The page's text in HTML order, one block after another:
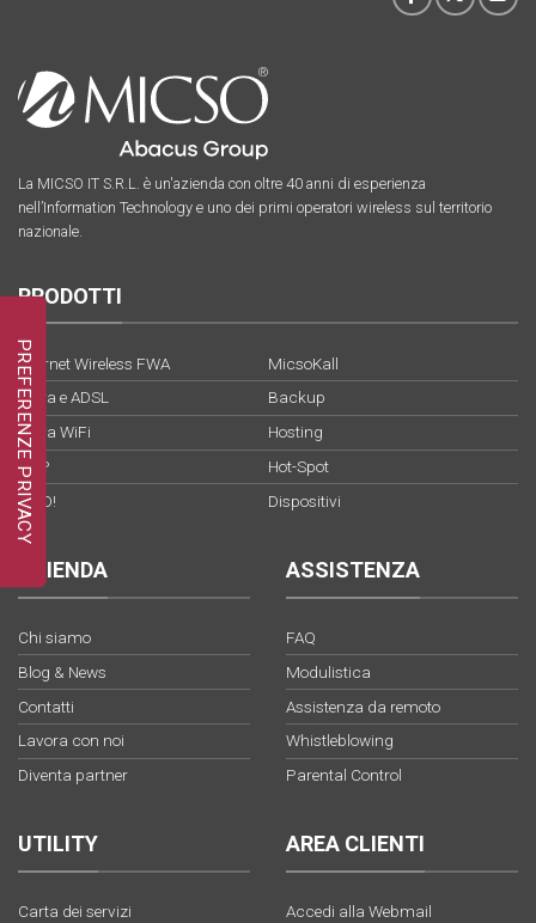
La MICSO IT S.R.L. è un'azienda con oltre 40 anni di esperienza
nell’Information Technology e uno dei primi operatori wireless sul territorio
nazionale.
PRODOTTI
Internet Wireless FWA
Fibra e ADSL
Fibra WiFi
VoIP
YOO!
MicsoKall
Backup
Hosting
Hot-Spot
Dispositivi
AZIENDA
Chi siamo
Blog & News
Contatti
Lavora con noi
Diventa partner
ASSISTENZA
FAQ
Modulistica
Assistenza da remoto
Whistleblowing
Parental Control
UTILITY
Carta dei servizi
AREA CLIENTI
Accedi alla Webmail